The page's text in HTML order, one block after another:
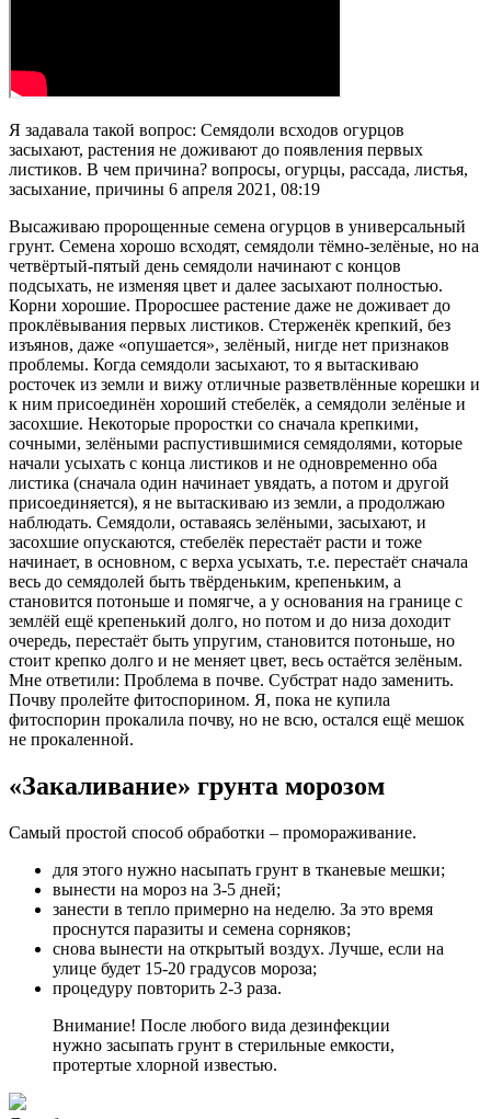
Я задавала такой вопрос: Семядоли всходов огурцов
засыхают, растения не доживают до появления первых
листиков. В чем причина? вопросы, огурцы, рассада, листья,
засыхание, причины 6 апреля 2021, 08:19
Высаживаю пророщенные семена огурцов в универсальный
грунт. Семена хорошо всходят, семядоли тёмно-зелёные, но на
четвёртый-пятый день семядоли начинают с концов
подсыхать, не изменяя цвет и далее засыхают полностью.
Корни хорошие. Проросшее растение даже не доживает до
проклёвывания первых листиков. Стерженёк крепкий, без
изъянов, даже «опушается», зелёный, нигде нет признаков
проблемы. Когда семядоли засыхают, то я вытаскиваю
росточек из земли и вижу отличные разветвлённые корешки и
к ним присоединён хороший стебелёк, а семядоли зелёные и
засохшие. Некоторые проростки со сначала крепкими,
сочными, зелёными распустившимися семядолями, которые
начали усыхать с конца листиков и не одновременно оба
листика (сначала один начинает увядать, а потом и другой
присоединяется), я не вытаскиваю из земли, а продолжаю
наблюдать. Семядоли, оставаясь зелёными, засыхают, и
засохшие опускаются, стебелёк перестаёт расти и тоже
начинает, в основном, с верха усыхать, т.е. перестаёт сначала
весь до семядолей быть твёрденьким, крепеньким, а
становится потоньше и помягче, а у основания на границе с
землёй ещё крепенький долго, но потом и до низа доходит
очередь, перестаёт быть упругим, становится потоньше, но
стоит крепко долго и не меняет цвет, весь остаётся зелёным.
Мне ответили: Проблема в почве. Субстрат надо заменить.
Почву пролейте фитоспорином. Я, пока не купила
фитоспорин прокалила почву, но не всю, остался ещё мешок
не прокаленной.
«Закаливание» грунта морозом
Самый простой способ обработки – промораживание.
для этого нужно насыпать грунт в тканевые мешки;
вынести на мороз на 3-5 дней;
занести в тепло примерно на неделю. За это время
проснутся паразиты и семена сорняков;
снова вынести на открытый воздух. Лучше, если на
улице будет 15-20 градусов мороза;
процедуру повторить 2-3 раза.
Внимание! После любого вида дезинфекции
нужно засыпать грунт в стерильные емкости,
протертые хлорной известью.